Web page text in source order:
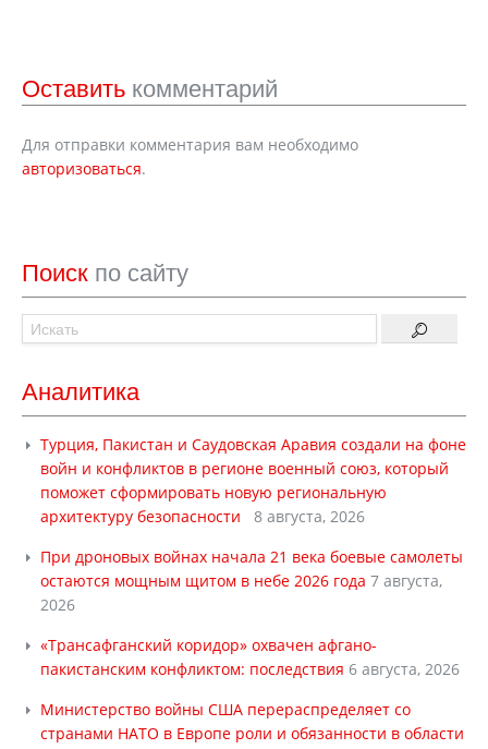
Оставить комментарий
Для отправки комментария вам необходимо
авторизоваться.
Поиск по сайту
Аналитика
Турция, Пакистан и Саудовская Аравия создали на фоне
войн и конфликтов в регионе военный союз, который
поможет сформировать новую региональную
архитектуру безопасности
8 августа, 2026
При дроновых войнах начала 21 века боевые самолеты
остаются мощным щитом в небе 2026 года 7 августа,
2026
«Трансафганский коридор» охвачен афгано-
пакистанским конфликтом: последствия 6 августа, 2026
Министерство войны США перераспределяет со
странами НАТО в Европе роли и обязанности в области